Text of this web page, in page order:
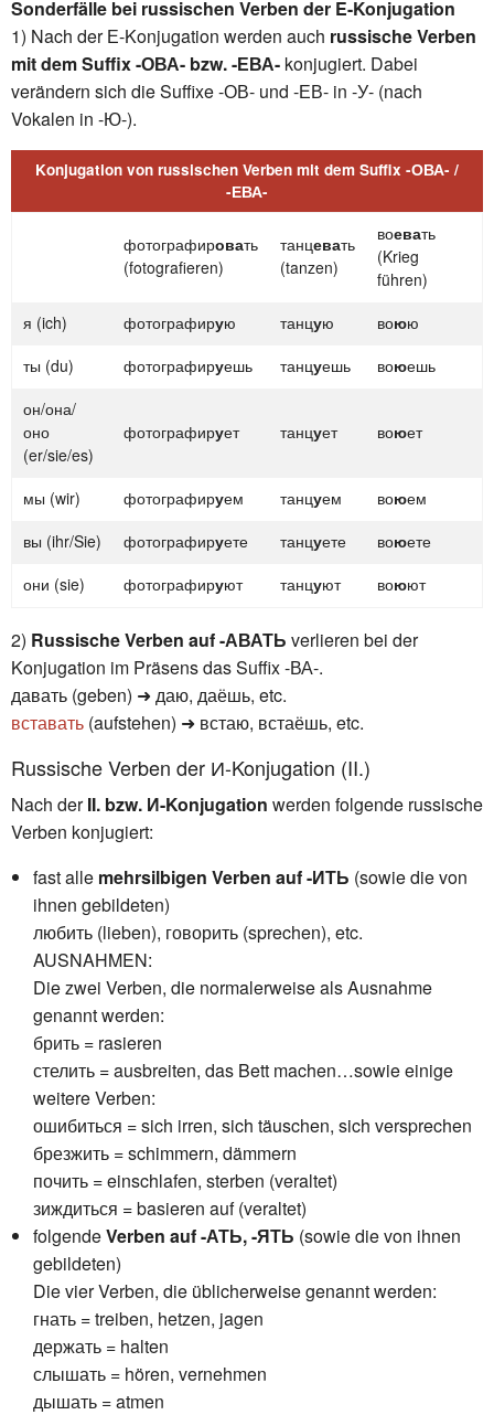
Sonderfälle bei russischen Verben der E-Konjugation
1) Nach der Е-Konjugation werden auch russische Verben
mit dem Suffix -ОВА- bzw. -ЕВА- konjugiert. Dabei
verändern sich die Suffixe -ОВ- und -ЕВ- in -У- (nach
Vokalen in -Ю-).
Konjugation von russischen Verben mit dem Suffix -ОВА- /
-ЕВА-
фотографировать
(fotografieren)
танцевать
(tanzen)
воевать
(Krieg
führen)
я (ich)
фотографирую танцую воюю
ты (du)
фотографируешь танцуешь воюешь
он/она/
оно
(er/sie/es)
фотографирует танцует воюет
мы (wir) фотографируем танцуем воюем
вы (ihr/Sie)
фотографируете танцуете воюете
они (sie)
фотографируют танцуют воюют
2) Russische Verben auf -АВАТЬ verlieren bei der
Konjugation im Präsens das Suffix -ВА-.
давать (geben) ➜ даю, даёшь, etc.
вставать (aufstehen) ➜ встаю, встаёшь, etc.
Russische Verben der И-Konjugation (II.)
Nach derII. bzw. И-Konjugation werden folgende russische
Verben konjugiert:
fast alle mehrsilbigen Verben auf -ИТЬ (sowie die von
ihnen gebildeten)
любить (lieben), говорить (sprechen), etc.
AUSNAHMEN:
Die zwei Verben, die normalerweise als Ausnahme
genannt werden:
брить = rasieren
стелить = ausbreiten, das Bett machen…sowie einige
weitere Verben:
ошибиться = sich irren, sich täuschen, sich versprechen
брезжить = schimmern, dämmern
почить = einschlafen, sterben (veraltet)
зиждиться = basieren auf (veraltet)
folgendeVerben auf -АТЬ, -ЯТЬ (sowie die von ihnen
gebildeten)
Die vier Verben, die üblicherweise genannt werden:
гнать = treiben, hetzen, jagen
держать = halten
слышать = hören, vernehmen
дышать = atmen